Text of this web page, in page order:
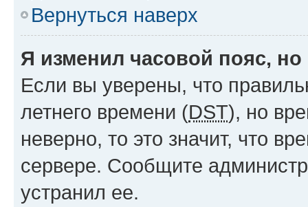
Вернуться наверх
Я изменил часовой пояс,
Если вы уверены, что
летнего времени (DST), но
неверно, то это значит, что
сервере. Сообщите
устранил ее.